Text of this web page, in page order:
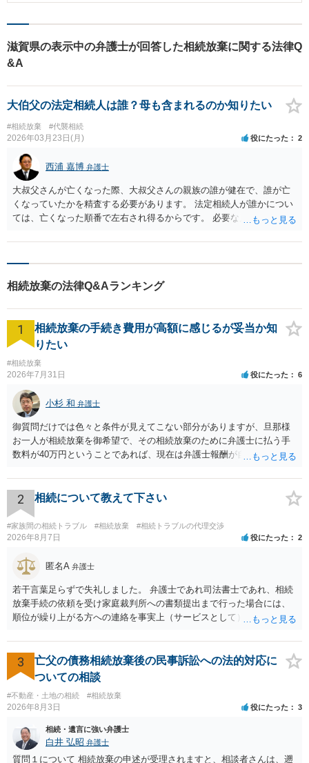
相続人と直接会ってはいなかったことや、被相続人の生前に被相続人と同居
滋賀県の表示中の弁護士が回答した相続放棄に関する法律Q
&A
大伯父の法定相続人は誰？母も含まれるのか知りたい
#相続放棄 #代襲相続
2026年03月23日(月) 役にたった 2
西浦 嘉博 弁護士
大叔父さんが亡くなった際、大叔父さんの親族の誰が健在で、誰が亡
くなっていたかを精査する必要があります。 法定相続人が誰かについ
ては、亡くなった順番で左右され得るからです。 必要な戸籍謄本を揃
相続放棄の法律Q&Aランキング
1
相続放棄の手続き費用が高額に感じるが妥当か知
りたい
#相続放棄
2026年7月31日 役にたった 6
小杉 和 弁護士
御質問だけでは色々と条件が見えてこない部分がありますが、旦那様
お一人が相続放棄を御希望で、その相続放棄のために弁護士に払う手
数料が40万円ということであれば、現在は弁護士報酬が自由化されて
です。 ただ、弁護士に払う手数料とは別に戸籍の用意に一定の実費が
かかることになりますので、その費用も支払うべきものとして頭に置
いておいてください。 話を元に戻して、弁護士に対する手数料です
が、旦那様の収入や財産にもよりますが、法テラスに御連絡なさって
弁護士との相談を予約して受任してもらうのが一番安上がりでしょ
らい（希望者が多く予約できてもしばらく先になる）ようですので、
る方が良いでしょう。 もし法テラスが御利用になれない、あるいは時
間がない等であれば、相続を取扱分野としている弁護士を適宜探し
（WEB等で）、問い合わせてみることです。相続を扱う弁護士でも相
見積もりをとって）、一番安いところでやってもらうことに決めれ
ば、キューちゃんママさんの御希望をかなえることができるのではな
は思います。その場合、かかるのは戸籍等の取得費用と印紙代だけと
を確認し、印紙と共に家庭裁判所に提出して相続放棄申述受理通知書
を待つという流れになります。
2 相続について教えて下さい
#家族間の相続トラブル #相続放棄 #相続トラブルの代理交渉
2026年8月7日 役にたった 2
匿名A 弁護士
若干言葉足らずで失礼しました。 弁護士であれ司法書士であれ、相続
放棄手続の依頼を受け家庭裁判所への書類提出まで行った場合には、
順位が繰り上がる方への連絡を事実上（サービスとして）行うことは
できない、という意味でした。
3
亡父の債務相続放棄後の民事訴訟への法的対応に
ついての相談
#不動産・土地の相続 #相続放棄
2026年8月3日 役にたった 3
相続・遺言に強い弁護士
白井 弘昭 弁護士
質問１について 相続放棄の申述が受理されますと、相談者さんは、遡